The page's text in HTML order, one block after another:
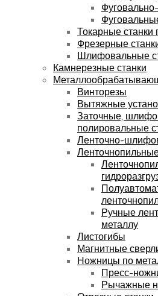
Токарные станки
Фрезерные
Шлифовальные
Камнерезные станки
Винторезы
Вытяжные
Заточные,
полировальные
Ленточно-
Ручные
металлу
Листогибы
Магнитные
Ножницы по
Пресс-
Рычажные